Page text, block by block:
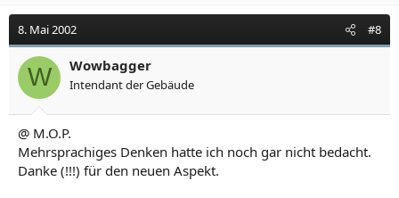
8. Mai 2002 #8
W Wowbagger
Intendant der Gebäude
@ M.O.P.
Mehrsprachiges Denken hatte ich noch gar nicht bedacht.
Danke (!!!) für den neuen Aspekt.